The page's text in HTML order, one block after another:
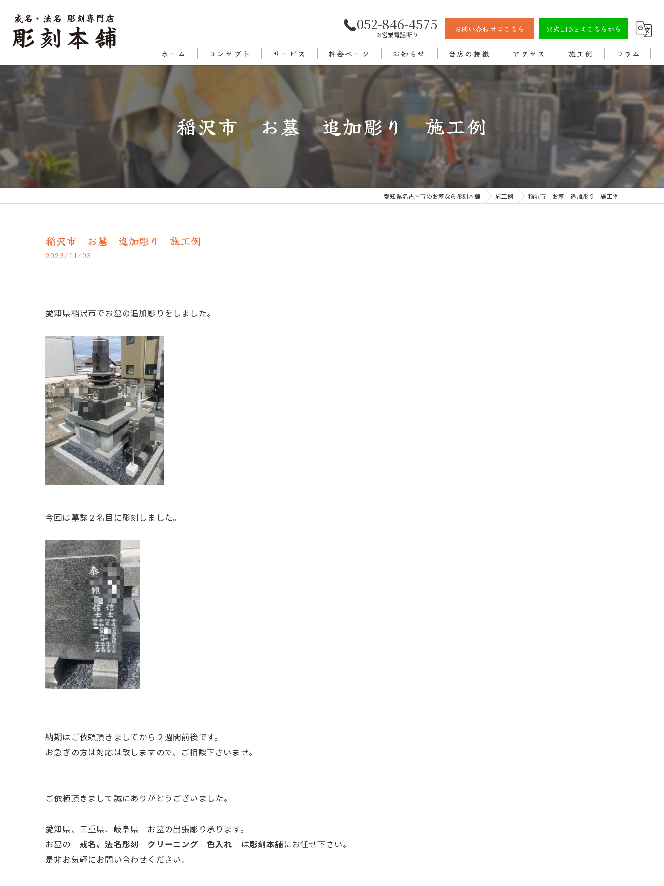
052-846-4575
※営業電話断り
お問い合わせはこちら 公式LINEはこちらから
ホーム コンセプト
対応エリア
サービス 料金ページ お知らせ 当店の特徴
彫刻
戒名
法名
色入れ
アクセス 施工例 コラム
稲沢市 お墓 追加彫り 施工例
愛知県名古屋市のお墓なら彫刻本舗 施工例 稲沢市 お墓 追加彫り 施工例
稲沢市 お墓 追加彫り 施工例
2023/11/03
愛知県稲沢市でお墓の追加彫りをしました。
今回は墓誌２名目に彫刻しました。
納期はご依頼頂きましてから２週間前後です。
お急ぎの方は対応は致しますので、ご相談下さいませ。
ご依頼頂きまして誠にありがとうございました。
愛知県、三重県、岐阜県 お墓の出張彫り承ります。
お墓の 戒名、法名彫刻 クリーニング 色入れ は彫刻本舗にお任せ下さい。
是非お気軽にお問い合わせください。